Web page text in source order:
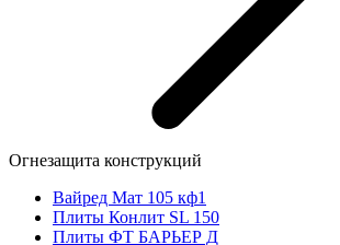
Огнезащита конструкций
Вайред Мат 105 кф1
Плиты Конлит SL 150
Плиты ФТ БАРЬЕР Д